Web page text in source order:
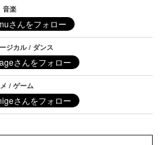
音楽
ジカル / ダンス
/ ゲーム